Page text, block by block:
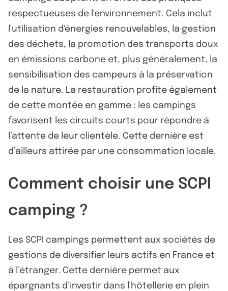
respectueuses de l'environnement. Cela inclut
l'utilisation d'énergies renouvelables, la gestion
des déchets, la promotion des transports doux
en émissions carbone et, plus généralement, la
sensibilisation des campeurs à la préservation
de la nature. La restauration profite également
de cette montée en gamme : les campings
favorisent les circuits courts pour répondre à
l’attente de leur clientèle. Cette dernière est
d’ailleurs attirée par une consommation locale.
Comment choisir une SCPI
camping ?
Les SCPI campings permettent aux sociétés de
gestions de diversifier leurs actifs en France et
à l’étranger. Cette dernière permet aux
épargnants d’investir dans l'hôtellerie en plein